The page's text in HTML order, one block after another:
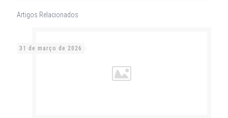
Artigos Relacionados
31 de março de 2026